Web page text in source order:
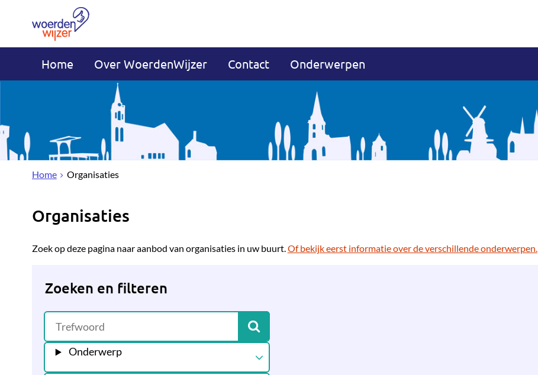
Home Over WoerdenWijzer Contact Onderwerpen
Home Organisaties
Organisaties
Zoek op deze pagina naar aanbod van organisaties in uw buurt.Of bekijk eerst informatie over de verschillende onderwerpen.
Zoeken en filteren
Onderwerp